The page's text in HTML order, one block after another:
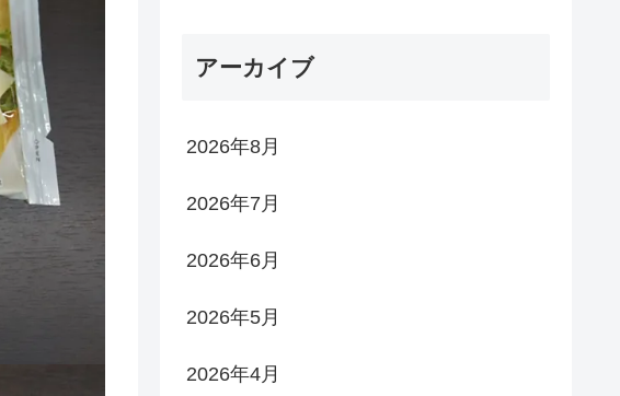
アーカイブ
2026年8月
2026年7月
2026年6月
2026年5月
2026年4月